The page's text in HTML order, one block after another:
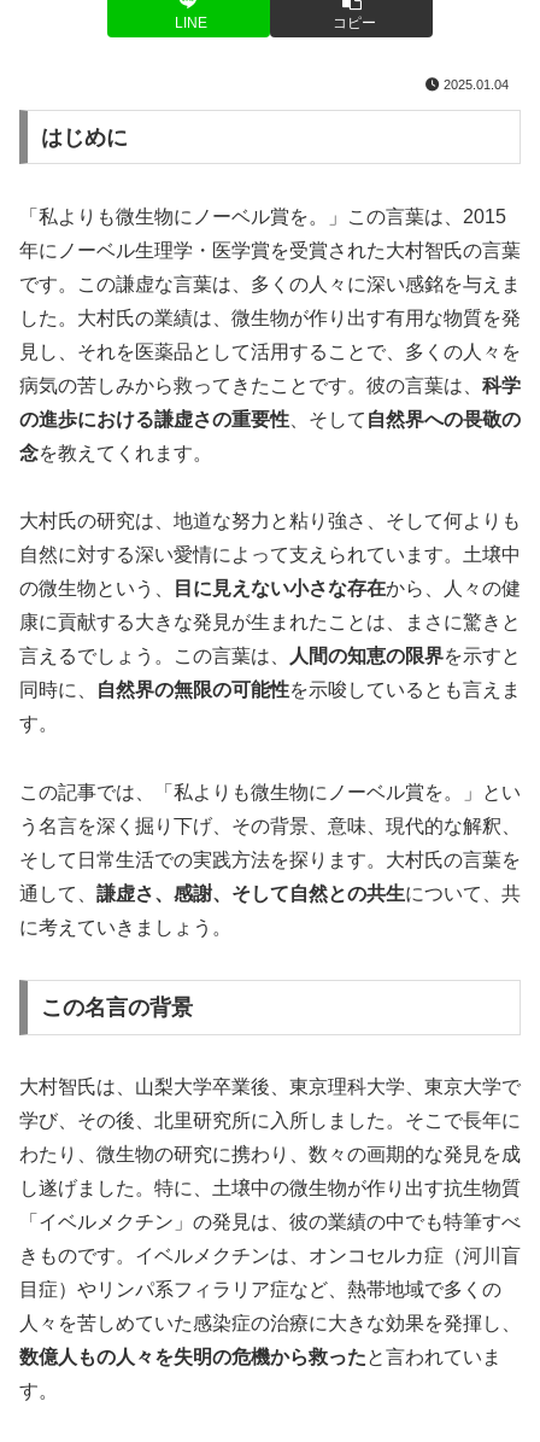
LINE コピー
2025.01.04
はじめに
「私よりも微生物にノーベル賞を。」この言葉は、2015
年にノーベル生理学・医学賞を受賞された大村智氏の言葉
です。この謙虚な言葉は、多くの人々に深い感銘を与えま
した。大村氏の業績は、微生物が作り出す有用な物質を発
見し、それを医薬品として活用することで、多くの人々を
病気の苦しみから救ってきたことです。彼の言葉は、 科学
の進歩における謙虚さの重要性 、そして 自然界への畏敬の
念を教えてくれます。
大村氏の研究は、地道な努力と粘り強さ、そして何よりも
自然に対する深い愛情によって支えられています。土壌中
の微生物という、
目に見えない小さな存在から、人々の健
康に貢献する大きな発見が生まれたことは、まさに驚きと
言えるでしょう。この言葉は、
人間の知恵の限界を示すと
同時に、
自然界の無限の可能性を示唆しているとも言えま
す。
この記事では、「私よりも微生物にノーベル賞を。」とい
う名言を深く掘り下げ、その背景、意味、現代的な解釈、
そして日常生活での実践方法を探ります。大村氏の言葉を
通して、 謙虚さ、感謝、そして自然との共生について、共
に考えていきましょう。
この名言の背景
大村智氏は、山梨大学卒業後、東京理科大学、東京大学で
学び、その後、北里研究所に入所しました。そこで長年に
わたり、微生物の研究に携わり、数々の画期的な発見を成
し遂げました。特に、土壌中の微生物が作り出す抗生物質
「イベルメクチン」の発見は、彼の業績の中でも特筆すべ
きものです。イベルメクチンは、オンコセルカ症（河川盲
目症）やリンパ系フィラリア症など、熱帯地域で多くの
人々を苦しめていた感染症の治療に大きな効果を発揮し、
数億人もの人々を失明の危機から救ったと言われていま
す。